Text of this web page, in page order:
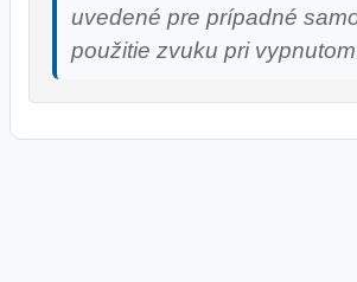
uvedené pre prípadné
použitie zvuku pri